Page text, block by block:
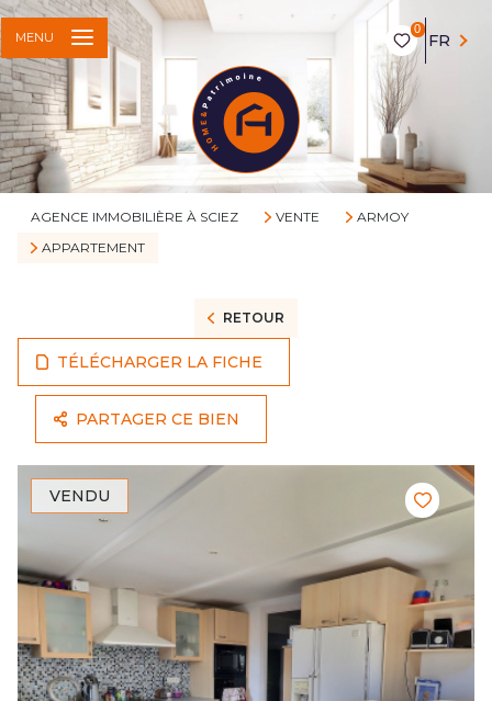
0
FR
MENU
AGENCE IMMOBILIÈRE À SCIEZ VENTE
ARMOY
APPARTEMENT
RETOUR
TÉLÉCHARGER LA FICHE
PARTAGER CE BIEN
VENDU